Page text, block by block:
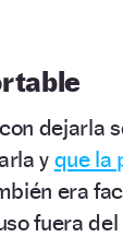
dejarla
y que la
era
fuera del